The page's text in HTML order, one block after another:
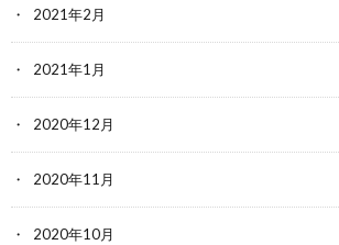
2021年2月
2021年1月
2020年12月
2020年11月
2020年10月